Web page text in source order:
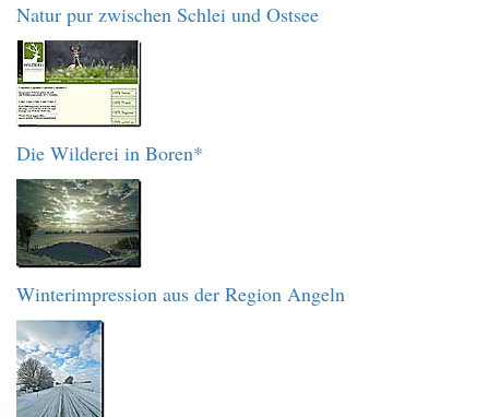
Natur pur zwischen Schlei und Ostsee
Die Wilderei in Boren*
Winterimpression aus der Region Angeln